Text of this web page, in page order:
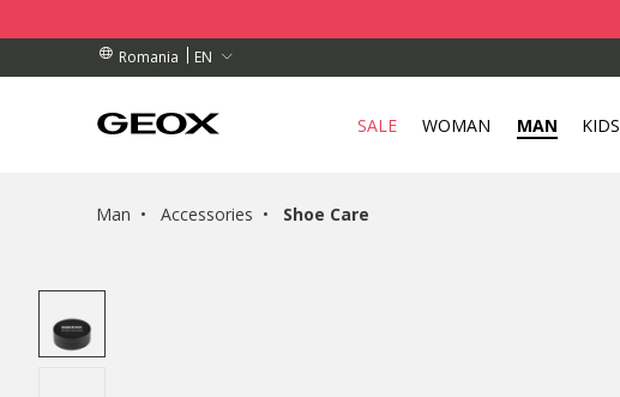
Romania
EN
OVER L 450
OVER L 450
SALE WOMAN MAN KIDS
Man Accessories Shoe Care